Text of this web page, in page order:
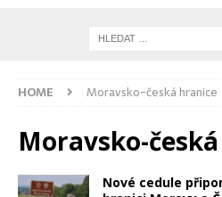
HOME Moravsko-česká hranice
Moravsko-
Nové cedule